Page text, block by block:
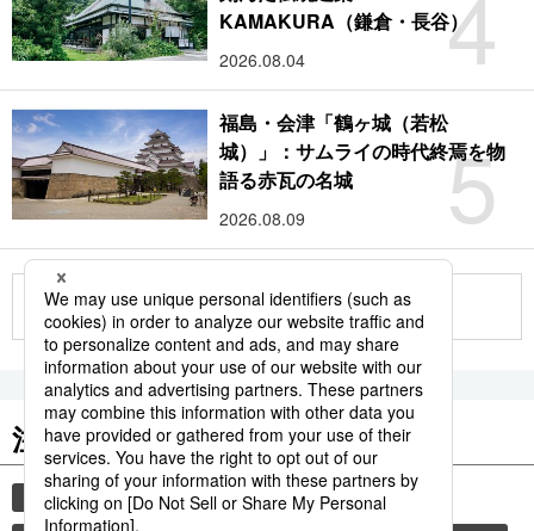
KAMAKURA（鎌倉・長谷）
2026.08.04
5
福島・会津「鶴ヶ城（若松
城）」：サムライの時代終焉を物
語る赤瓦の名城
2026.08.09
もっと見る
注目のキーワード
共同通信ニュース 観光
気象・災害